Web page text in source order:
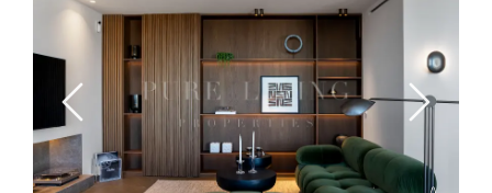
Previous Next